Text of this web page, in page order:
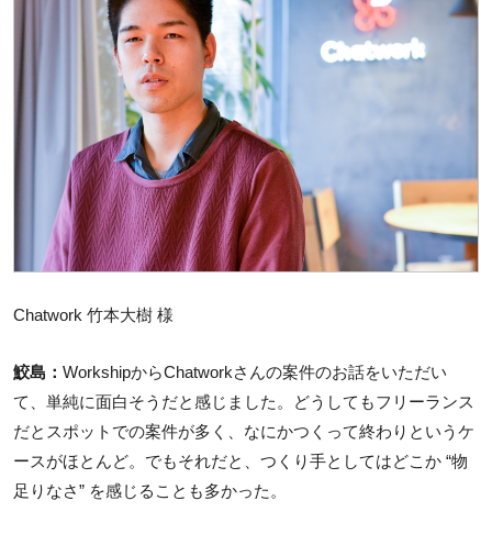
Chatwork 竹本大樹 様
鮫島： WorkshipからChatworkさんの案件のお話をいただい
て、単純に面白そうだと感じました。どうしてもフリーランス
だとスポットでの案件が多く、なにかつくって終わりというケ
ースがほとんど。でもそれだと、つくり手としてはどこか “物
足りなさ” を感じることも多かった。